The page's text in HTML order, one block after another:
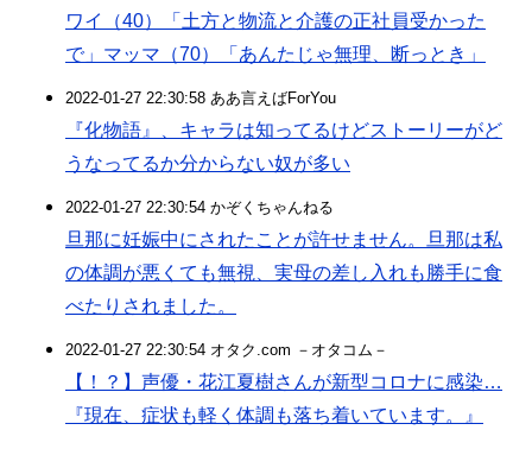
ワイ（40）「土方と物流と介護の正社員受かった
で」マッマ（70）「あんたじゃ無理、断っとき」
2022-01-27 22:30:58 ああ言えばForYou
『化物語』、キャラは知ってるけどストーリーがど
うなってるか分からない奴が多い
2022-01-27 22:30:54 かぞくちゃんねる
旦那に妊娠中にされたことが許せません。旦那は私
の体調が悪くても無視、実母の差し入れも勝手に食
べたりされました。
2022-01-27 22:30:54 オタク.com －オタコム－
【！？】声優・花江夏樹さんが新型コロナに感染…
『現在、症状も軽く体調も落ち着いています。』